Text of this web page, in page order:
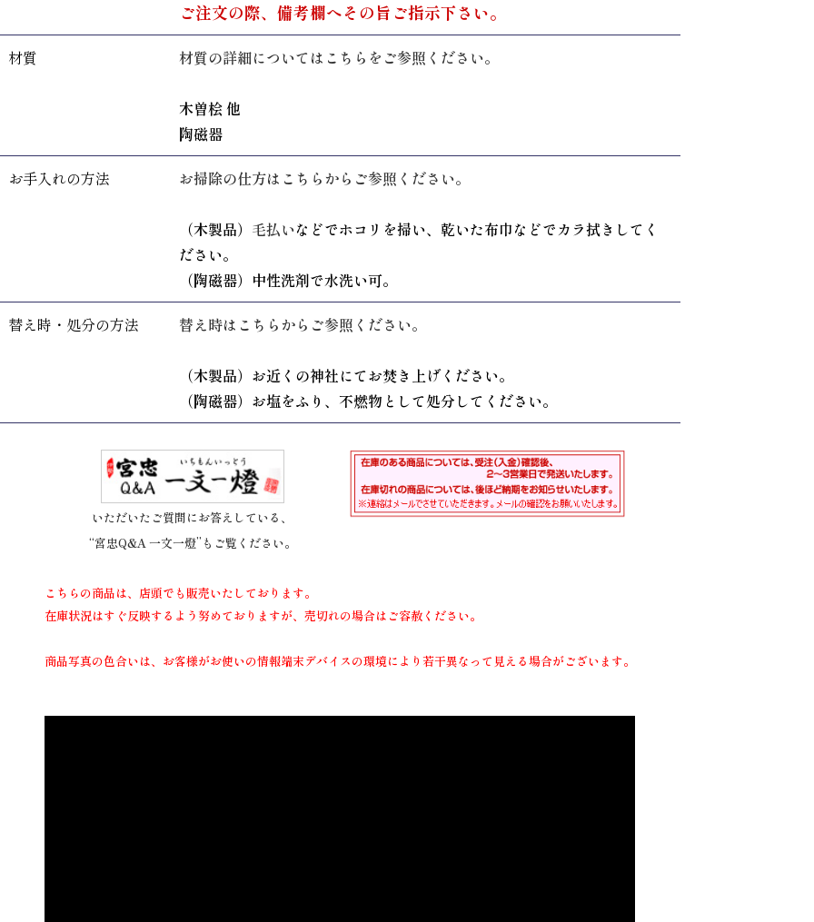
ご注文の際、備考欄へその旨ご指示下さい。
材質 材質の詳細についてはこちらをご参照ください。
木曽桧 他
陶磁器
お手入れの方法 お掃除の仕方はこちらからご参照ください。
（木製品） 毛払いなどでホコリを掃い、乾いた布巾などでカラ拭きしてく
ださい。
（陶磁器）中性洗剤で水洗い可。
替え時・処分の方法 替え時はこちらからご参照ください。
（木製品）お近くの神社にてお焚き上げください。
（陶磁器）お塩をふり、不燃物として処分してください。
いただいたご質問にお答えしている、
“宮忠Q&A 一文一燈”もご覧ください。
こちらの商品は、店頭でも販売いたしております。
在庫状況はすぐ反映するよう努めておりますが、売切れの場合はご容赦ください。
商品写真の色合いは、お客様がお使いの情報端末デバイスの環境により若干異なって見える場合がございます。